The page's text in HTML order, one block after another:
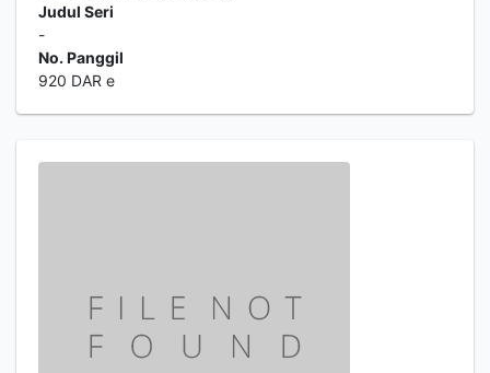
Judul Seri
-
No. Panggil
920 DAR e